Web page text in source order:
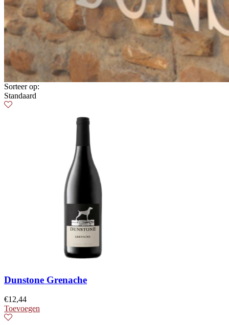
Sorteer op:
Standaard
Dunstone Grenache
€12,44
Toevoegen